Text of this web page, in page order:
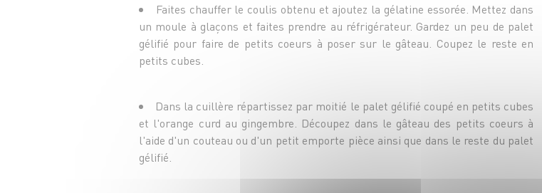
Faites chauffer le coulis obtenu et ajoutez la gélatine essorée. Mettez dans
un moule à glaçons et faites prendre au réfrigérateur. Gardez un peu de palet
gélifié pour faire de petits coeurs à poser sur le gâteau. Coupez le reste en
petits cubes.
Dans la cuillère répartissez par moitié le palet gélifié coupé en petits cubes
et l'orange curd au gingembre. Découpez dans le gâteau des petits coeurs à
l'aide d'un couteau ou d'un petit emporte pièce ainsi que dans le reste du palet
gélifié.